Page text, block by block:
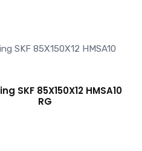
SKF 85X150X12 HMSA10
RG